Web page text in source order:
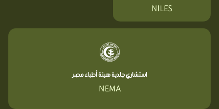
NILES
استشاري جلدية هيئة أطباء مصر
NEMA